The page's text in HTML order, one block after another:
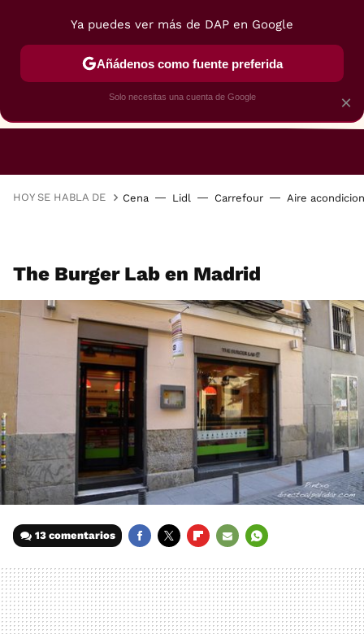
RESTAURANTES GASTROGUÍA
HOY SE HABLA DE Cena Lidl Carrefour Aire
The Burger Lab en Madrid
13 comentarios
MAIL
×
Ya puedes ver más de DAP en Google
Añádenos como fuente preferida
Solo necesitas una cuenta de Google